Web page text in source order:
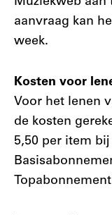
aanvraag kan
week.
Kosten voor
Voor het lenen
de kosten
5,50 per item